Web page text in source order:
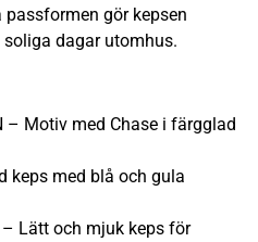
gör kepsen
dagar utomhus.
– Motiv med Chase i färgglad
keps med blå och gula
– Lätt och mjuk keps för